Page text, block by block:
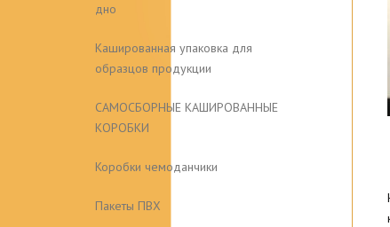
дно
Кашированная упаковка для
образцов продукции
САМОСБОРНЫЕ КАШИРОВАННЫЕ
КОРОБКИ
Коробки чемоданчики
Пакеты ПВХ